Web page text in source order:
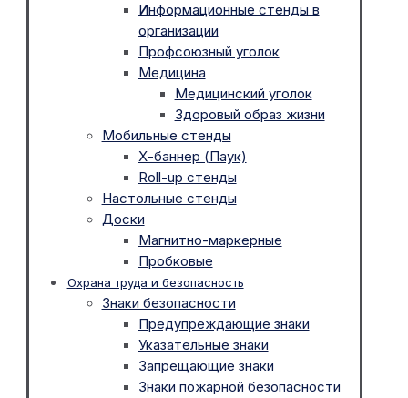
Информационные стенды в
организации
Профсоюзный уголок
Медицина
Медицинский уголок
Здоровый образ жизни
Мобильные стенды
Х-баннер (Паук)
Roll-up стенды
Настольные стенды
Доски
Магнитно-маркерные
Пробковые
Охрана труда и безопасность
Знаки безопасности
Предупреждающие знаки
Указательные знаки
Запрещающие знаки
Знаки пожарной безопасности